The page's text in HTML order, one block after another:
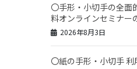
〇手形・小切手の全面
料オンラインセミナー
2026年8月3日
〇紙の手形・小切手 利